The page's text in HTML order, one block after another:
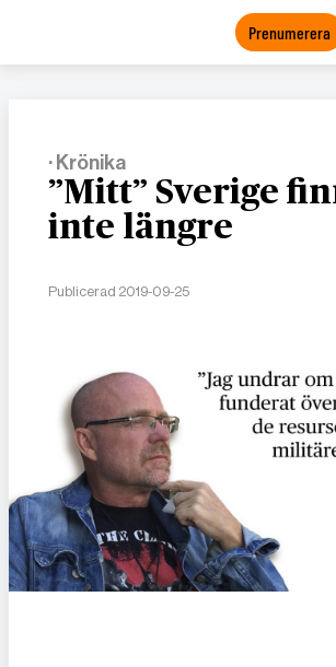
Prenumerera
· Krönika
”Mitt” Sverige
inte längre
Publicerad 2019-09-25